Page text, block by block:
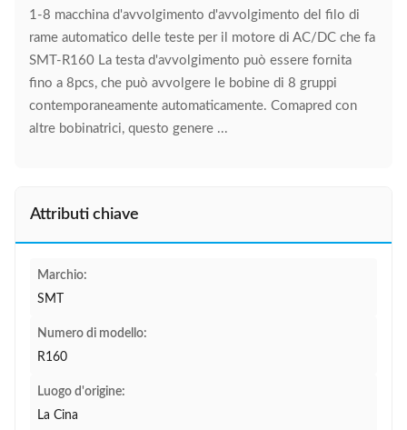
1-8 macchina d'avvolgimento d'avvolgimento del filo di
rame automatico delle teste per il motore di AC/DC che fa
SMT-R160 La testa d'avvolgimento può essere fornita
fino a 8pcs, che può avvolgere le bobine di 8 gruppi
contemporaneamente automaticamente. Comapred con
altre bobinatrici, questo genere ...
Attributi chiave
Marchio:
SMT
Numero di modello:
R160
Luogo d'origine:
La Cina